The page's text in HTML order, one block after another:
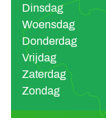
Dinsdag
Woensdag
Donderdag
Vrijdag
Zaterdag
Zondag